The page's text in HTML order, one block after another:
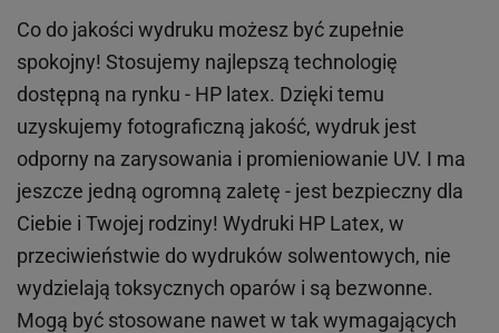
Co do jakości wydruku możesz być zupełnie
spokojny! Stosujemy najlepszą technologię
dostępną na rynku - HP latex. Dzięki temu
uzyskujemy fotograficzną jakość, wydruk jest
odporny na zarysowania i promieniowanie UV. I ma
jeszcze jedną ogromną zaletę - jest bezpieczny dla
Ciebie i Twojej rodziny! Wydruki HP Latex, w
przeciwieństwie do wydruków solwentowych, nie
wydzielają toksycznych oparów i są bezwonne.
Mogą być stosowane nawet w tak wymagających